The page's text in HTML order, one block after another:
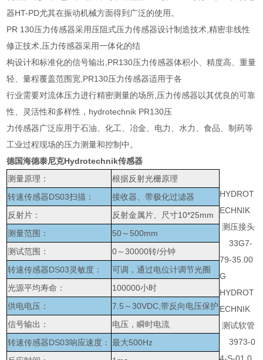
器HT-PD尤其在振动机械方面得到广泛的使用。
PR 130压力传感器采用压阻式压力传感器设计制造技术,精密非线性
修正技术,压力传感器采用一体化的结
构设计和标准化的信号输出,PR130压力传感器体积小、精度高、重量
轻、量程覆盖范围宽,PR130压力传感器适用于各
行业需要对流体压力进行精密测量的场所,压力传感器以其优良的可靠
性、灵活性和多样性，hydrotechnik PR130压
力传感器广泛应用于石油、化工、冶金、电力、水力、食品、制药等
工业过程现场的压力测量和控制中。
德国海德泰尼克Hydrotechnik传感器
测量原理：
根据反射光栅原理
转速传感器DS03扫描：
接收器、带极化过滤器
反射片：
反射金属片、尺寸10*25mm
测量范围：
50～500mm
测试范围：
0～30000转/分钟
转速传感器DS03灵敏度：
可调，通过电位计调节光圈
光源平均寿命：
100000小时
供电电压：
7.5～30VDC,带反向电压保护
信号输出：
电压，瞬时电流
转速传感器DS03响应速度： 最大500Hz
HYDROT
ECHNIK
测压接头
33G7-
79-35.00
G
HYDROT
ECHNIK
测试软管
3973-0